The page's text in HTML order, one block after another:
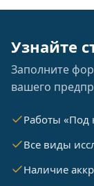
Узнайте
Заполните
вашего
Работы «Под
Все виды
Наличие